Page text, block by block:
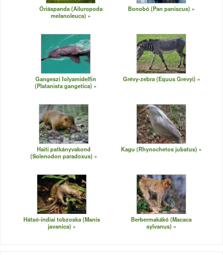
Óriáspanda (Ailuropoda
melanoleuca)
Bonobó (Pan paniscus)
Gangeszi folyamidelfin
(Platanista gangetica)
Grévy-zebra (Equus Grevyi)
Haiti patkányvakond
(Solenodon paradoxus)
Kagu (Rhynochetos jubatus)
Hátsó-indiai tobzoska (Manis
javanica)
Berbermakákó (Macaca
sylvanus)